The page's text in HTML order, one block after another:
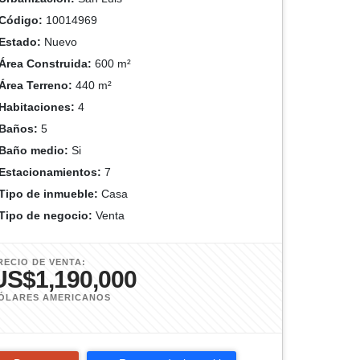
10014969
Nuevo
Construida: 600 m²
Terreno: 440 m²
4
5
medio: Si
7
de inmueble: Casa
de negocio: Venta
DE VENTA:
AMERICANOS